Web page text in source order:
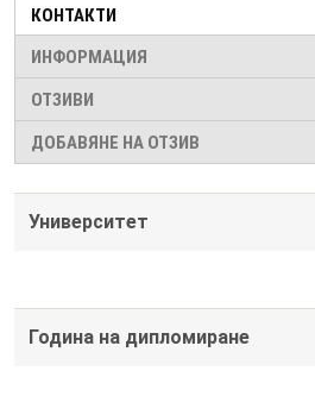
КОНТАКТИ
ИНФОРМАЦИЯ
ОТЗИВИ
ДОБАВЯНЕ НА ОТЗИВ
Университет
Година на дипломиране